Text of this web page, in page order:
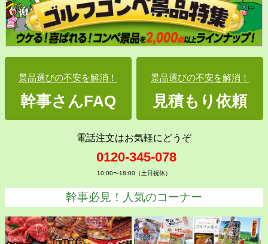
景品選びの不安を解消！
幹事さんFAQ
景品選びの不安を解消！
見積もり依頼
電話注文はお気軽にどうぞ
0120-345-078
10:00〜18:00（土日祝休）
幹事必見！人気のコーナー